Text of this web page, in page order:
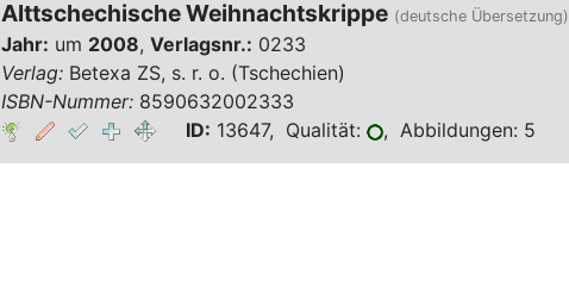
Alttschechische Weihnachtskrippe (deutsche Übersetzung)
Jahr: um 2008, Verlagsnr.: 0233
Verlag:Betexa ZS, s. r. o. (Tschechien)
ISBN-Nummer:8590632002333
ID: 13647, Qualität: , Abbildungen: 5